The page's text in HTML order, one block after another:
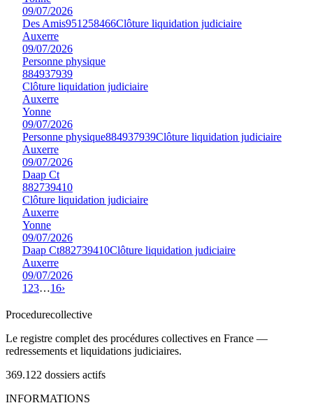
09/07/2026
Des Amis951258466Clôture liquidation judiciaire
Auxerre
09/07/2026
Personne physique
884937939
Clôture liquidation judiciaire
Auxerre
Yonne
09/07/2026
Personne physique884937939Clôture liquidation judiciaire
Auxerre
09/07/2026
Daap Ct
882739410
Clôture liquidation judiciaire
Auxerre
Yonne
09/07/2026
Daap Ct882739410Clôture liquidation judiciaire
Auxerre
09/07/2026
1 23…16›
Procedurecollective
Le registre complet des procédures collectives en France —
redressements et liquidations judiciaires.
369.122 dossiers actifs
INFORMATIONS